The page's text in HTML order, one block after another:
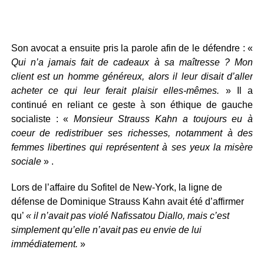
Son avocat a ensuite pris la parole afin de le défendre : «
Qui n’a jamais fait de cadeaux à sa maîtresse ? Mon
client est un homme généreux, alors il leur disait d’aller
acheter ce qui leur ferait plaisir elles-mêmes. » Il a
continué en reliant ce geste à son éthique de gauche
socialiste : « Monsieur Strauss Kahn a toujours eu à
coeur de redistribuer ses richesses, notamment à des
femmes libertines qui représentent à ses yeux la misère
sociale » .
Lors de l’affaire du Sofitel de New-York, la ligne de
défense de Dominique Strauss Kahn avait été d’affirmer
qu’ « il n’avait pas violé Nafissatou Diallo, mais c’est
simplement qu’elle n’avait pas eu envie de lui
immédiatement. »